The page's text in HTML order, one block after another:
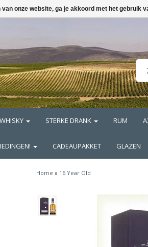
WHISKY STERKE DRANK RUM
CADEAUPAKKET GLAZEN
Home » 16 Year Old
van onze website, ga je akkoord met het gebruik